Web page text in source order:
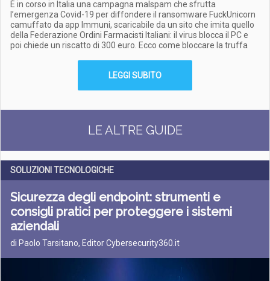
È in corso in Italia una campagna malspam che sfrutta
l’emergenza Covid-19 per diffondere il ransomware FuckUnicorn
camuffato da app Immuni, scaricabile da un sito che imita quello
della Federazione Ordini Farmacisti Italiani: il virus blocca il PC e
poi chiede un riscatto di 300 euro. Ecco come bloccare la truffa
LEGGI SUBITO
LE ALTRE GUIDE
SOLUZIONI TECNOLOGICHE
Sicurezza degli endpoint: strumenti e
consigli pratici per proteggere i sistemi
aziendali
di Paolo Tarsitano, Editor Cybersecurity360.it